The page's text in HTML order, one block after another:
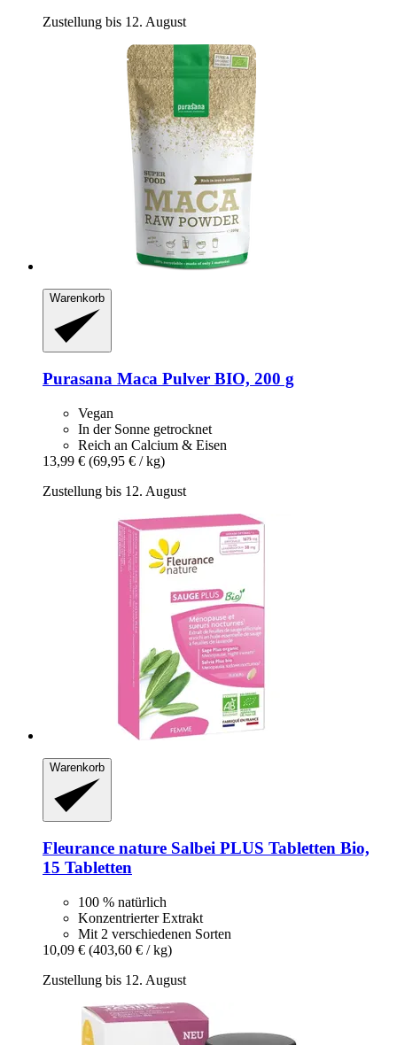
Zustellung bis 12. August
Warenkorb
Purasana Maca Pulver BIO, 200 g
Vegan
In der Sonne getrocknet
Reich an Calcium & Eisen
13,99 € (69,95 € / kg)
Zustellung bis 12. August
Warenkorb
Fleurance nature Salbei PLUS Tabletten Bio,
15 Tabletten
100 % natürlich
Konzentrierter Extrakt
Mit 2 verschiedenen Sorten
10,09 € (403,60 € / kg)
Zustellung bis 12. August